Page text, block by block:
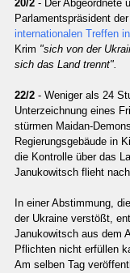
20/2 - Der Abgeordnete
Parlamentspräsident
internationalen Treffen
Krim "sich von der
sich das Land trennt".
22/2 - Weniger als 24
Unterzeichnung eines
stürmen Maidan-
Regierungsgebäude in
die Kontrolle über das
Janukowitsch flieht
In einer Abstimmung,
der Ukraine verstößt,
Janukowitsch aus dem
Pflichten nicht erfüllen
Am selben Tag